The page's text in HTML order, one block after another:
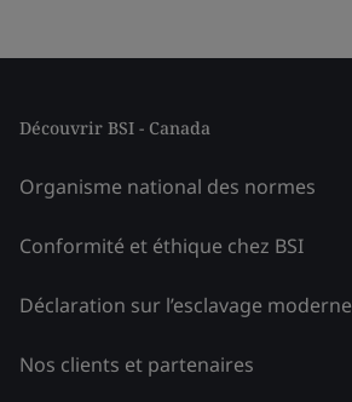
Découvrir BSI - Canada
Organisme national des normes
Conformité et éthique chez BSI
Déclaration sur l’esclavage moderne
Nos clients et partenaires